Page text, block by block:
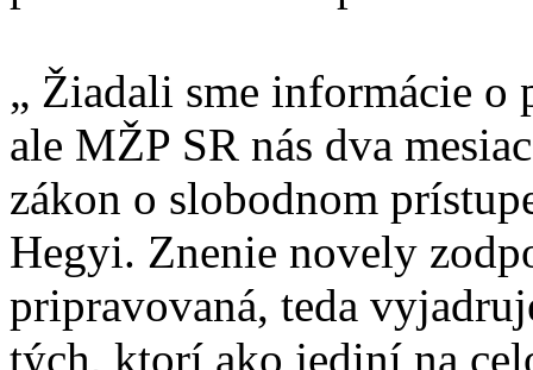
„ Žiadali sme informácie o
ale MŽP SR nás dva
zákon o slobodnom
Hegyi. Znenie novely
pripravovaná, teda
tých, ktorí ako jediní na